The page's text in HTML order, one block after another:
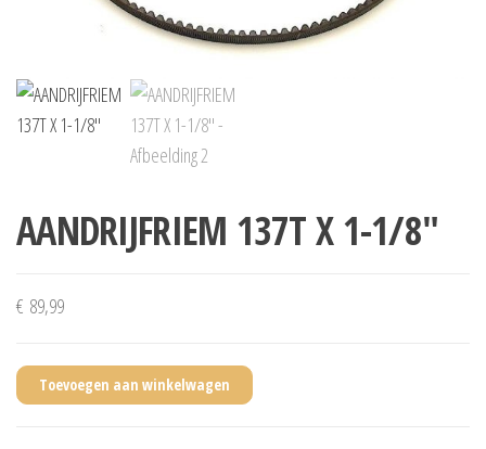
AANDRIJFRIEM 137T X 1-1/8″
€ 89,99
Toevoegen aan winkelwagen